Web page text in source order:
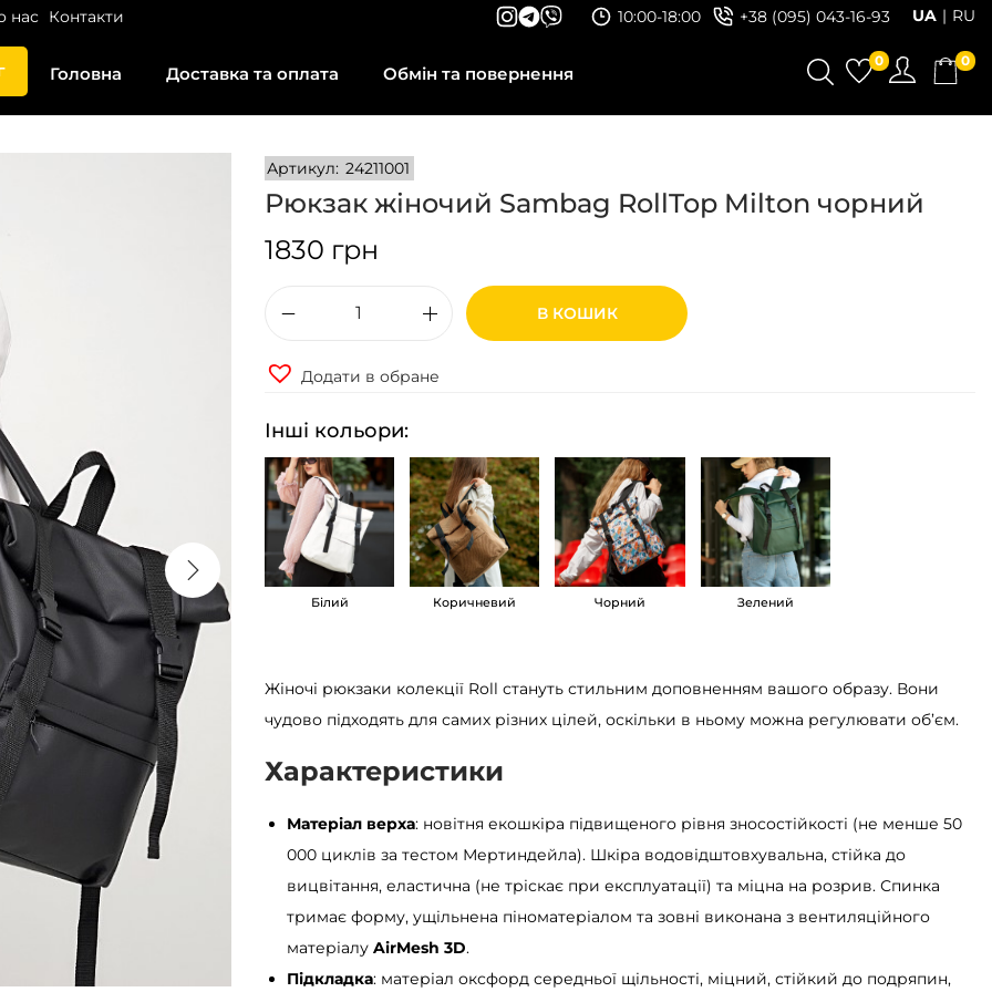
нас Контакти 10:00-18:00 +38 (095) 043-16-93 UA RU
Головна Доставка та оплата Обмін та повернення
0 0
Артикул: 24211001
Рюкзак жіночий Sambag RollTop Milton чорний
1830 грн
к
ж
і
й
S
b
a
g
R
o
l
В КОШИК
Додати в обране
Інші кольори:
Білий Коричневий Чорний Зелений
Жіночі рюкзаки колекції Roll стануть стильним доповненням вашого образу. Вони
чудово підходять для самих різних цілей, оскільки в ньому можна регулювати об’єм.
Характеристики
Матеріал верха: новітня екошкіра підвищеного рівня зносостійкості (не менше 50
000 циклів за тестом Мертиндейла). Шкіра водовідштовхувальна, стійка до
вицвітання, еластична (не тріскає при експлуатації) та міцна на розрив. Спинка
тримає форму, ущільнена піноматеріалом та зовні виконана з вентиляційного
матеріалу AirMesh 3D.
Підкладка: матеріал оксфорд середньої щільності, міцний, стійкий до подряпин,